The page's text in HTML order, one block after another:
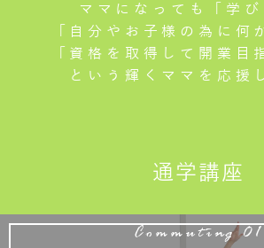
ママになっても「学び
「自分やお子様の為に何
「資格を取得して開業目
という輝くママを応援
通学講座
Commuting 01